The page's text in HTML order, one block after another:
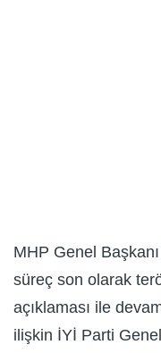
MHP Genel
süreç son olarak
açıklaması ile
ilişkin İYİ Parti